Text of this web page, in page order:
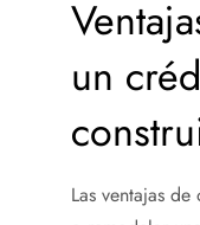
un
Las ventajas